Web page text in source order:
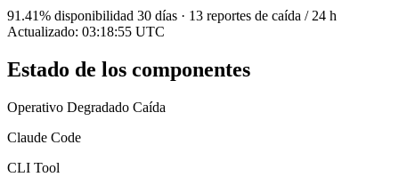
91.41% disponibilidad 30 días · 13 reportes de caída / 24 h
Actualizado: 03:18:55 UTC
Estado de los componentes
Operativo Degradado Caída
Claude Code
CLI Tool